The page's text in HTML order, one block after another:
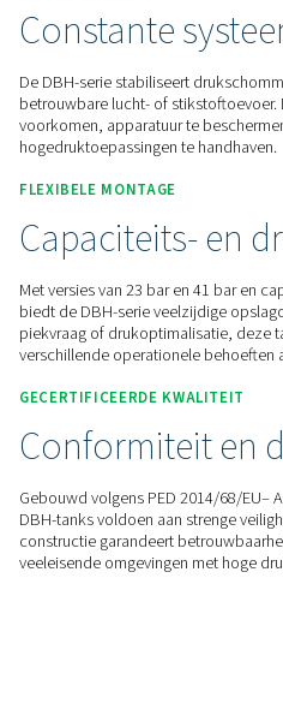
Home Meer Producten
DRUKREGELING
Constante
De DBH-serie stabiliseert
voorkomen, apparatuur te
FLEXIBELE MONTAGE
Capaciteits-